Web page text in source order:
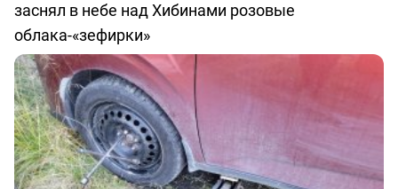
заснял в небе над Хибинами розовые
облака-«зефирки»